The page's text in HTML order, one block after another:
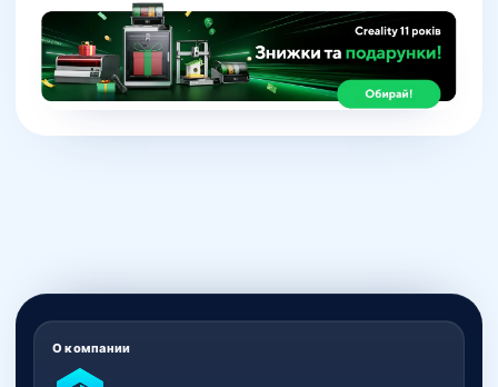
О компании